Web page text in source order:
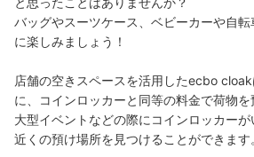
ぷらっと築地内コインロッ
本日の営業時間: 05:00〜16:00
ぷらっと築地に隣接する「築地にっぽ
入口付近のトイレの前にあります。
バッグやスーツケース、ベビーカーや自
に楽しみましょう！
店舗の空きスペースを活用したecbo
に、コインロッカーと同等の料金で荷物を
大型イベントなどの際にコインロッカー
近くの預け場所を見つけることができます